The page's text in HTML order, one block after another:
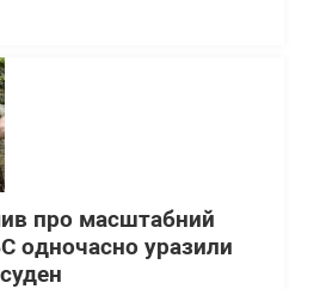
про масштабний
одночасно уразили